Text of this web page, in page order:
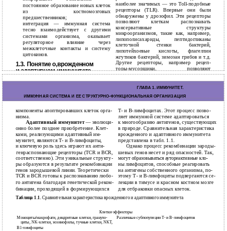
постоянное образование новых клеток
из костномозговых
предшественников;
интеграция — иммунная система
тесно взаимодействует с другими
системами организма, оказывает
регуляторное влияние через
межклеточные контакты и систему
цитокинов.
1.3. Понятие о‚врожденном
и‚адаптивном иммунитете
наиболее значимых — это Toll-подобные
рецепторы (TLR). Впервые они были
обнаружены у дрозофил. Эти рецепторы
позволяют клеткам распознавать
консервативные структуры
микроорганизмов, такие как, например,
липополисахариды, пептидогликаны
клеточной стенки бактерий,
липотейхоевые кислоты, флагеллин
жгутиков бактерий, зимозан грибов и т.д.
Другие рецепторы, например рецеп-
торы-мусорщики, позволяют
распознавать
14
ГЛАВА 1. ИMMУНИТЕТ.
ИММУННАЯ СИСТЕМА И ЕЕ СТРУКТУРНО-ФУНКЦИОНАЛЬНАЯ ОРГАНИЗАЦИЯ
компоненты апоптировавших клеток орга-
Т- и В-лимфоцитах. Этот процесс позво-
низма.
ляет иммунной системе адаптироваться
Адаптивный иммунитет— эволюци-
к многообразию антигенов, существующих
онно более позднее приобретение. Клет-
в природе. Сравнительная характеристика
ками, реализующими адаптивный им-
врожденного и адаптивного иммунитета
мунитет, являются Т- и В-лимфоциты,
представлена в табл. 1.1.
и ключевую роль здесь играют их анти-
Однако процесс рекомбинации зароды-
генраспознающие рецепторы (TCR и BCR,
шевых генов несет и ряд опасностей. Так,
соответственно). Эти уникальные структу- могут образовываться аутореактивные кло-
ры образуются в результате рекомбинации
ны лимфоцитов, способные реагировать
генов зародышевой линии. Теоретически
на антигены собственного организма, по-
TCR и BCR готовы к распознаванию любо-
этому Т- и В-лимфоциты подвергаются се-
го антигена благодаря генетической реком-
лекции в тимусе и красном костном мозге
бинации, проходящей в формирующихся для отбраковки опасных клеток.
Таблица 1.1.Сравнительная характеристика врожденного и адаптивного иммунитета
Клетки-эффекторы
Моноциты/макрофаги, дендритные клетки, грануло-
Различные субпопуляции Т- и В-лимфоцитов
циты, NK-клетки, эозинофилы, тучные клетки, NKT,
В1-лимфоциты